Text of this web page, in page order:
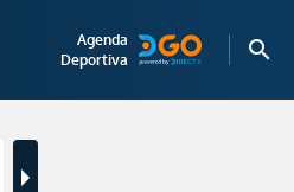
Agenda
Deportiva
search